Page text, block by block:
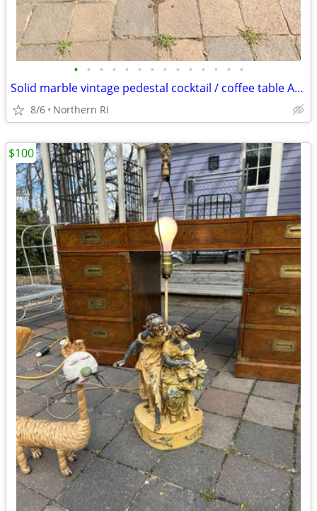
• • • • • • • • • • • • • •
Solid marble vintage pedestal cocktail / coffee table A225
8/6 Northern RI
$100